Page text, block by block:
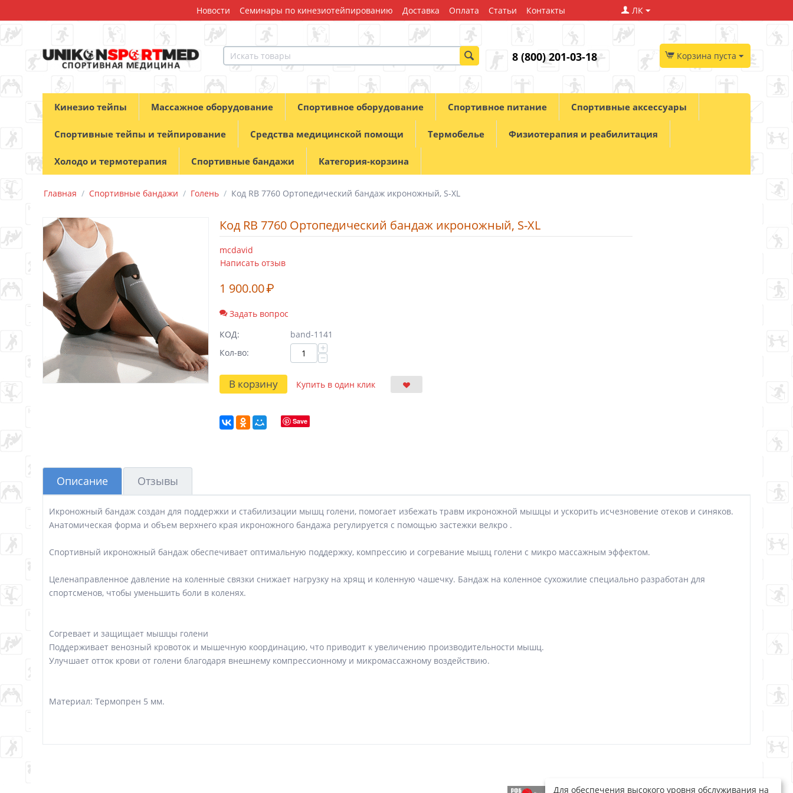
Новости Семинары по кинезиотейпированию Доставка Оплата Статьи Контакты ЛК
8 (800) 201-03-18 Корзина пуста
Кинезио тейпы Массажное оборудование Спортивное оборудование Спортивное питание Спортивные аксессуары
Спортивные тейпы и тейпирование Средства медицинской помощи Термобелье Физиотерапия и реабилитация
Холодо и термотерапия Спортивные бандажи Категория-корзина
Главная / Спортивные бандажи / Голень / Код RB 7760 Ортопедический бандаж икроножный, S-XL
Код RB 7760 Ортопедический бандаж икроножный, S-XL
mcdavid
Написать отзыв
1 900.00₽
Задать вопрос
КОД:
band-1141
Кол-во:
+
−
В корзину Купить в один клик
Save
Описание Отзывы
Икроножный бандаж создан для поддержки и стабилизации мышц голени, помогает избежать травм икроножной мышцы и ускорить исчезновение отеков и синяков.
Анатомическая форма и объем верхнего края икроножного бандажа регулируется с помощью застежки велкро .
Спортивный икроножный бандаж обеспечивает оптимальную поддержку, компрессию и согревание мышц голени с микро массажным эффектом.
Целенаправленное давление на коленные связки снижает нагрузку на хрящ и коленную чашечку. Бандаж на коленное сухожилие специально разработан для
спортсменов, чтобы уменьшить боли в коленях.
Согревает и защищает мышцы голени
Поддерживает венозный кровоток и мышечную координацию, что приводит к увеличению производительности мышц.
Улучшает отток крови от голени благодаря внешнему компрессионному и микромассажному воздействию.
Материал: Термопрен 5 мм.
Для обеспечения высокого уровня обслуживания на